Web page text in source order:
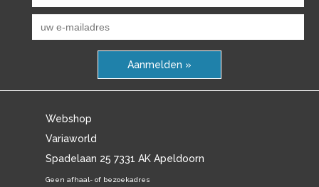
Aanmelden »
Webshop
Variaworld
Spadelaan 25 7331 AK Apeldoorn
Geen afhaal- of bezoekadres